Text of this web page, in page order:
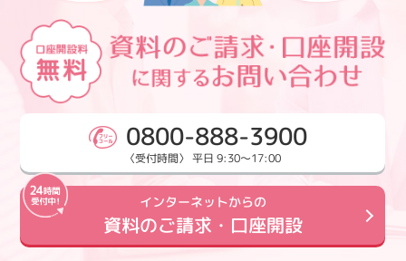
0800-888-3900
〈受付時間〉 平日 9:30～17:00
インターネットからの
資料のご請求・口座開設